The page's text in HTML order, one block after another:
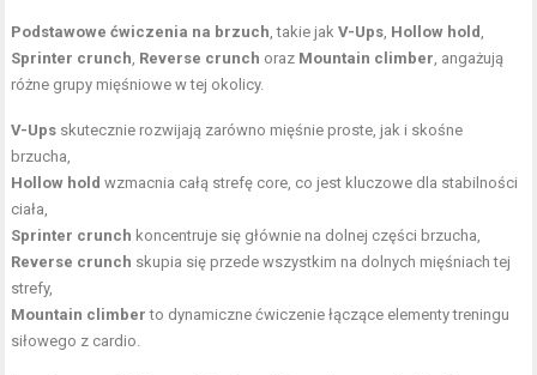
Podstawowe ćwiczenia na brzuch, takie jakV-Ups, Hollow hold ,
Sprinter crunch, Reverse crunch oraz Mountain climber, angażują
różne grupy mięśniowe w tej okolicy.
V-Ups skutecznie rozwijają zarówno mięśnie proste, jak i skośne
brzucha,
Hollow hold wzmacnia całą strefę core, co jest kluczowe dla stabilności
ciała,
Sprinter crunch koncentruje się głównie na dolnej części brzucha,
Reverse crunch skupia się przede wszystkim na dolnych mięśniach tej
strefy,
Mountain climber to dynamiczne ćwiczenie łączące elementy treningu
siłowego z cardio.